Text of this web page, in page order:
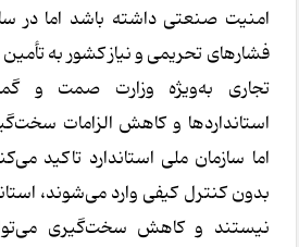
امنیت صنعتی داشته باشد اما در
فشارهای تحریمی و نیاز کشور به
تجاری به‌ویژه وزارت صمت و
استانداردها و کاهش الزامات
اما سازمان ملی استاندارد تاکید
بدون کنترل کیفی وارد می‌شوند،
نیستند و کاهش سخت‌گیری